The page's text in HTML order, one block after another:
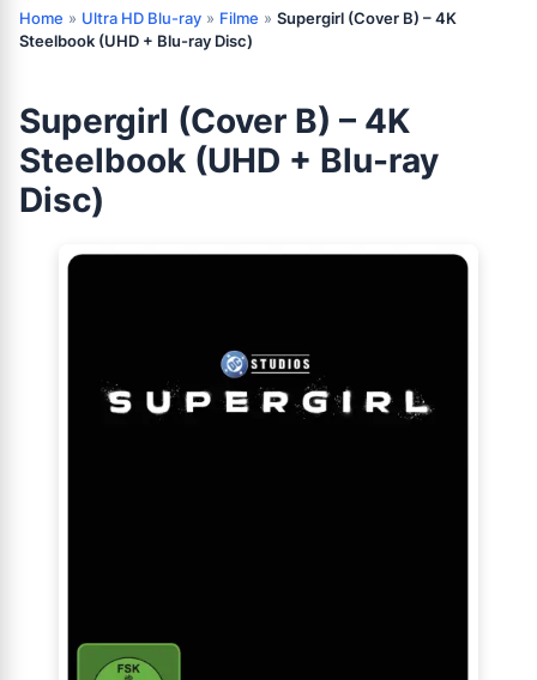
Home » Ultra HD Blu-ray » Filme » Supergirl (Cover B) – 4K
Steelbook (UHD + Blu-ray Disc)
Supergirl (Cover B) – 4K
Steelbook (UHD + Blu-ray
Disc)